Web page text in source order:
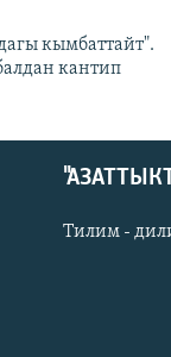
кымбаттайт".
кантип
Тилим -